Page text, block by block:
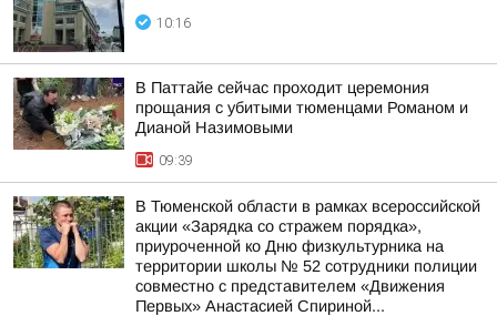
10:16
В Паттайе сейчас проходит церемония
прощания с убитыми тюменцами Романом и
Дианой Назимовыми
09:39
В Тюменской области в рамках всероссийской
акции «Зарядка со стражем порядка»,
приуроченной ко Дню физкультурника на
территории школы № 52 сотрудники полиции
совместно с представителем «Движения
Первых» Анастасией Спириной...